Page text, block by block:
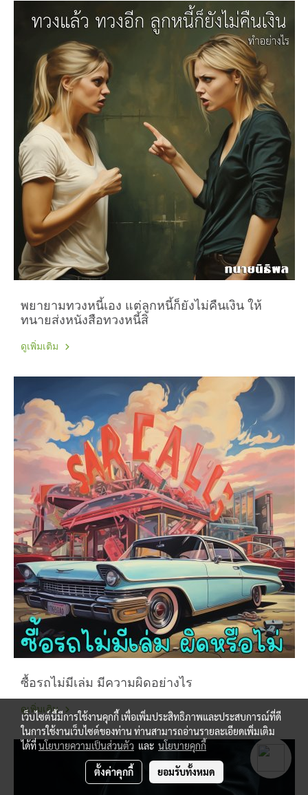
พยายามทวงหนี้เอง แต่ลูกหนี้ก็ยังไม่คืนเงิน ให้
ทนายส่งหนังสือทวงหนี้สิ
ดูเพิ่มเติม
ซื้อรถไม่มีเล่ม มีความผิดอย่างไร
ดูเพิ่มเติม
เว็บไซต์นี้มีการใช้งานคุกกี้ เพื่อเพิ่มประสิทธิภาพและประสบการณ์ที่ดี
ในการใช้งานเว็บไซต์ของท่าน ท่านสามารถอ่านรายละเอียดเพิ่มเติม
ได้ที่นโยบายความเป็นส่วนตัว และ นโยบายคุกกี้
ตั้งค่าคุกกี้ ยอมรับทั้งหมด